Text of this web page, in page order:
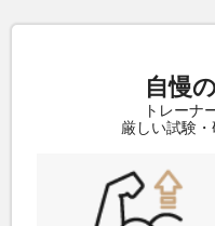
自慢の
トレーナ
厳しい試験